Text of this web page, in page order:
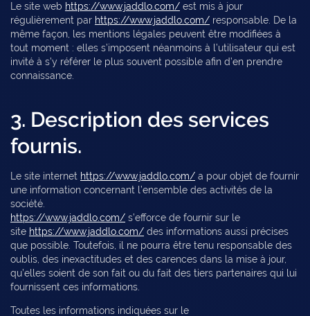
Le site web https://www.jaddlo.com/ est mis à jour
régulièrement par https://www.jaddlo.com/ responsable. De la
même façon, les mentions légales peuvent être modifiées à
tout moment : elles s’imposent néanmoins à l’utilisateur qui est
invité à s’y référer le plus souvent possible afin d’en prendre
connaissance.
3. Description des services
fournis.
Le site internet https://www.jaddlo.com/ a pour objet de fournir
une information concernant l’ensemble des activités de la
société.
https://www.jaddlo.com/ s’efforce de fournir sur le
site https://www.jaddlo.com/ des informations aussi précises
que possible. Toutefois, il ne pourra être tenu responsable des
oublis, des inexactitudes et des carences dans la mise à jour,
qu’elles soient de son fait ou du fait des tiers partenaires qui lui
fournissent ces informations.
Toutes les informations indiquées sur le